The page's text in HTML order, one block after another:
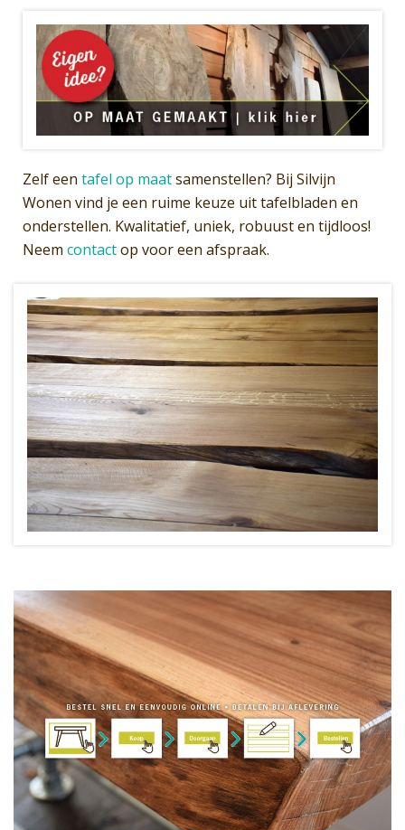
Zelf een tafel op maatsamenstellen? Bij Silvijn
Wonen vind je een ruime keuze uit tafelbladen en
onderstellen. Kwalitatief, uniek, robuust en tijdloos!
Neem contactop voor een afspraak.